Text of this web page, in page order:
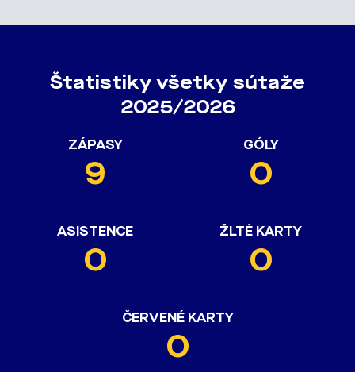
Štatistiky všetky sútaže
2025/2026
ZÁPASY
9
GÓLY
0
ASISTENCE
0
ŽLTÉ KARTY
0
ČERVENÉ KARTY
0